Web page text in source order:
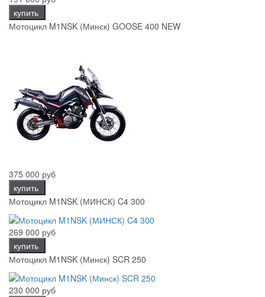
купить
Мотоцикл M1NSK (Минск) GOOSE 400 NEW
375 000 руб
купить
Мотоцикл M1NSK (МИНСК) C4 300
269 000 руб
купить
Мотоцикл M1NSK (Минск) SCR 250
230 000 руб